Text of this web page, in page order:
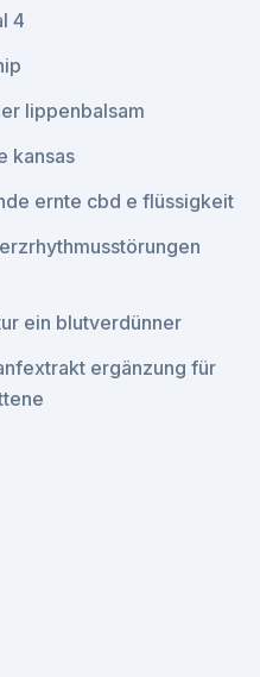
4
lippenbalsam
kansas
ernte cbd e flüssigkeit
ein blutverdünner
ergänzung für